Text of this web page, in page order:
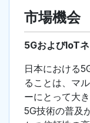
市場機会
5GおよびIoT
日本における
ることは、マ
ーにとって大
5G技術の普及